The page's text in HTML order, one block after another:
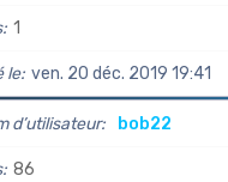
1
le ven. 20 déc. 2019 19:41
d’utilisateur bob22
86